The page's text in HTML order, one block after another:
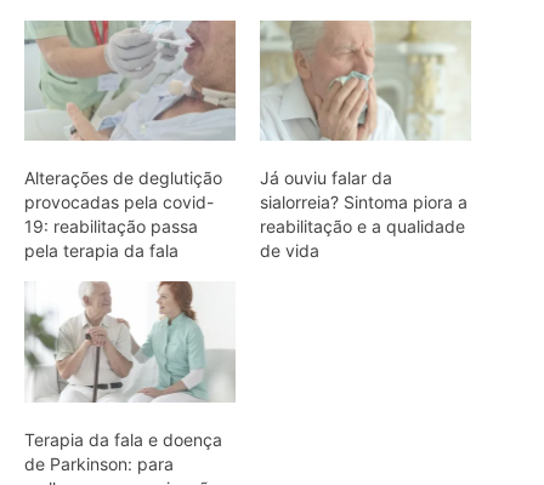
Alterações de deglutição
provocadas pela covid-
19: reabilitação passa
pela terapia da fala
Já ouviu falar da
sialorreia? Sintoma piora a
reabilitação e a qualidade
de vida
Terapia da fala e doença
de Parkinson: para